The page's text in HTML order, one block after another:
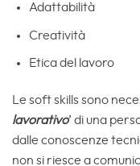
Adattabilità
Creatività
Etica del lavoro
Le soft skills sono
lavorativo’ di una
dalle conoscenze
non si riesce a